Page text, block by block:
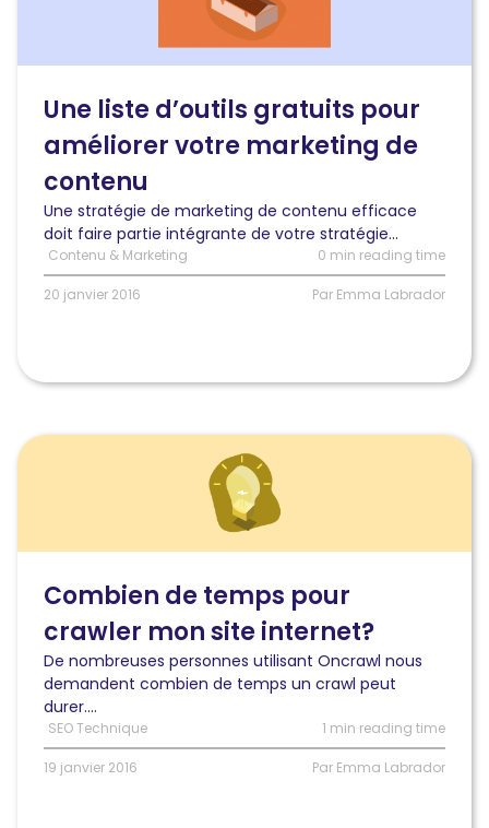
gratuits
pour
améliorer
votre
contenu
Une liste d’outils gratuits pour
améliorer votre marketing de
contenu
Une stratégie de marketing de contenu efficace
doit faire partie intégrante de votre stratégie...
Contenu & Marketing 0 min reading time
20 janvier 2016 Par Emma Labrador
Lire
l'article
pour
crawler
mon
internet?
Combien de temps pour
crawler mon site internet?
De nombreuses personnes utilisant Oncrawl nous
demandent combien de temps un crawl peut
durer....
SEO Technique 1 min reading time
19 janvier 2016 Par Emma Labrador